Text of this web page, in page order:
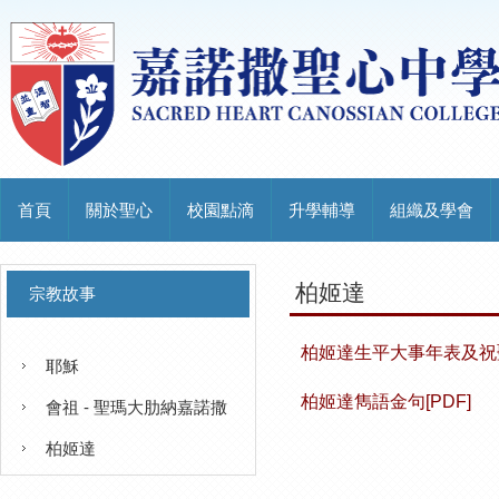
首頁 關於聖心 校園點滴 升學輔導 組織及學會
宗教故事
耶穌
會祖 - 聖瑪大肋納嘉諾撒
柏姬達
柏姬達
柏姬達生平大事年表及
柏姬達雋語金句[PDF]